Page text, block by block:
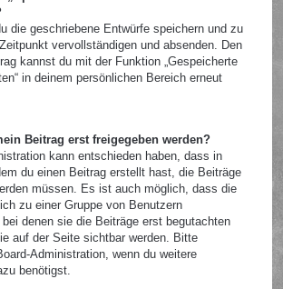
die geschriebene Entwürfe speichern und zu
vervollständigen und absenden. Den
kannst du mit der Funktion „Gespeicherte
in deinem persönlichen Bereich erneut
Beitrag erst freigegeben werden?
kann entschieden haben, dass in
du einen Beitrag erstellt hast, die Beiträge
müssen. Es ist auch möglich, dass die
zu einer Gruppe von Benutzern
denen sie die Beiträge erst begutachten
auf der Seite sichtbar werden. Bitte
Administration, wenn du weitere
benötigst.